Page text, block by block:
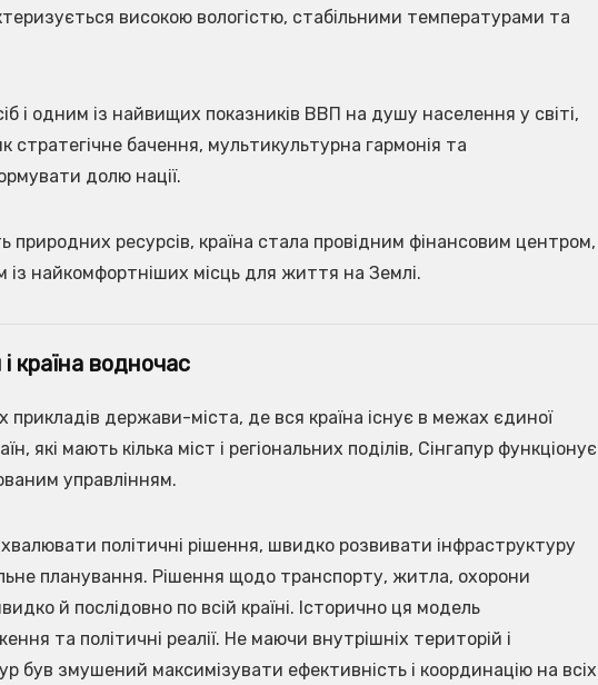
високою вологістю, стабільними температурами та
і одним із найвищих показників ВВП на душу населення у світі,
стратегічне бачення, мультикультурна гармонія та
долю нації.
природних ресурсів, країна стала провідним фінансовим центром,
із найкомфортніших місць для життя на Землі.
країна водночас
прикладів держави-міста, де вся країна існує в межах єдиної
які мають кілька міст і регіональних поділів, Сінгапур функціонує
управлінням.
політичні рішення, швидко розвивати інфраструктуру
планування. Рішення щодо транспорту, житла, охорони
й послідовно по всій країні. Історично ця модель
та політичні реалії. Не маючи внутрішніх територій і
був змушений максимізувати ефективність і координацію на всіх